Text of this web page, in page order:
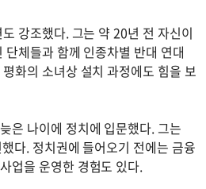
강조했다. 그는 약 20년 전 자신이
체들과 함께 인종차별 반대 연대
화의 소녀상 설치 과정에도 힘을 보
은 나이에 정치에 입문했다. 그는
다. 정치권에 들어오기 전에는 금융
업을 운영한 경험도 있다.